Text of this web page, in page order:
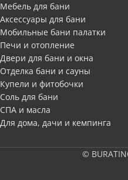
Мебель для бани
Аксессуары для бани
Мобильные бани палатки
Печи и отопление
Двери для бани и окна
Отделка бани и сауны
Купели и фитобочки
Соль для бани
СПА и масла
Для дома, дачи и кемпинга
©